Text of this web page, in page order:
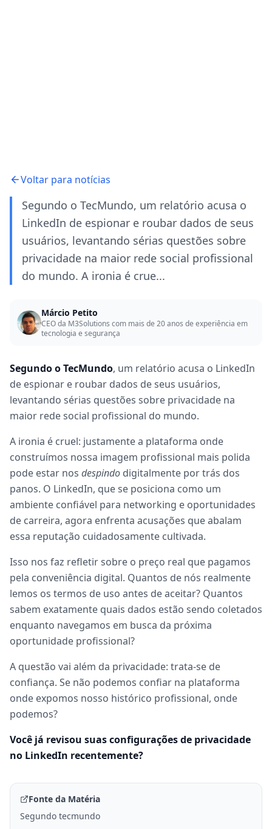
Voltar para notícias
Segundo o TecMundo, um relatório acusa o
LinkedIn de espionar e roubar dados de seus
usuários, levantando sérias questões sobre
privacidade na maior rede social profissional
do mundo. A ironia é crue...
Márcio Petito
CEO da M3Solutions com mais de 20 anos de experiência em
tecnologia e segurança
Segundo o TecMundo, um relatório acusa o LinkedIn
de espionar e roubar dados de seus usuários,
levantando sérias questões sobre privacidade na
maior rede social profissional do mundo.
A ironia é cruel: justamente a plataforma onde
construímos nossa imagem profissional mais polida
pode estar nos despindo digitalmente por trás dos
panos. O LinkedIn, que se posiciona como um
ambiente confiável para networking e oportunidades
de carreira, agora enfrenta acusações que abalam
essa reputação cuidadosamente cultivada.
Isso nos faz refletir sobre o preço real que pagamos
pela conveniência digital. Quantos de nós realmente
lemos os termos de uso antes de aceitar? Quantos
sabem exatamente quais dados estão sendo coletados
enquanto navegamos em busca da próxima
oportunidade profissional?
A questão vai além da privacidade: trata-se de
confiança. Se não podemos confiar na plataforma
onde expomos nosso histórico profissional, onde
podemos?
Você já revisou suas configurações de privacidade
no LinkedIn recentemente?
Fonte da Matéria
Segundo tecmundo